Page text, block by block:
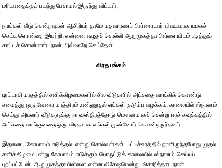
மரியாதைக்குப் பயந்து பேசாமல் இருந்து விட்டார்.
நாங்கள் வீடு சென்றவுடன் ஆசிரியர் தாமே மதவாரணப் பிள்ளையார் விஷயமாக யமகச்
செய்யுளொன்றை இயற்றி, என்னை எழுதச் சொல்லி ஆறுமுகத்தா பிள்ளையிடம் படித்துக்
காட்டச் சொன்னார். நான் அவ்வாறே செய்தேன்.
விரத பங்கம்
புரட்டாசி மாதத்தில் சனிக்கிழமைகளில் சில வீடுகளில் அட்சதை வாங்கிக் கொண்டு
சமைத்து ஒரு வேளை மாத்திரம் உண்ணுதல் எங்கள் குடும்ப வழக்கம். காலையில் ஸ்நானம்
செய்து அயலார் வீடுகளுக்கு ஈர வஸ்திரத்தோடு மௌனமாகச் சென்று ஈரச் சவுக்கத்தில்
அட்சதை வாங்குவதை ஒரு விரதமாக எங்கள் முன்னோர் கொண்டிருந்தனர்.
இதனை, ‘கோபாலம் எடுத்தல்’ என்று சொல்வார்கள். பட்டீச்சுரத்தில் நானிருந்தபோது முதல்
சனிக்கிழமையன்று கோபாலம் எடுக்கும் பொருட்டுக் காலையில் ஸ்நானம் செய்யப்
புறப்பட்டேன். ஆறுமுகத்தா பிள்ளை என்ன விசேஷமென்று விசாரித்தார். நான்